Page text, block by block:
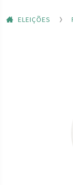
ELEIÇÕES